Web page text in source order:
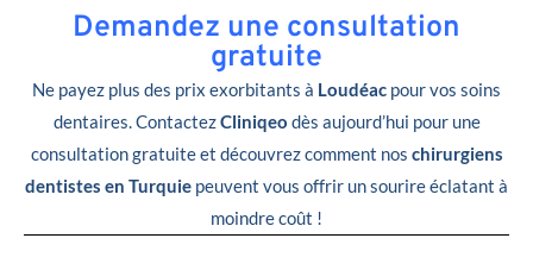
Demandez une consultation
gratuite
Ne payez plus des prix exorbitants à Loudéac pour vos soins
dentaires. ContactezCliniqeo dès aujourd’hui pour une
consultation gratuite et découvrez comment nos chirurgiens
dentistes en Turquie peuvent vous offrir un sourire éclatant à
moindre coût !